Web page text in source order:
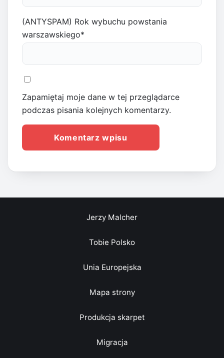
(ANTYSPAM) Rok wybuchu powstania
warszawskiego*
Zapamiętaj moje dane w tej przeglądarce
podczas pisania kolejnych komentarzy.
Jerzy Malcher
Tobie Polsko
Unia Europejska
Mapa strony
Produkcja skarpet
Migracja